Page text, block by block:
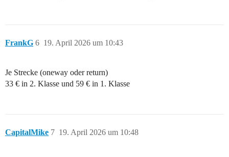
FrankG 19. April 2026 um 10:43
6
Je Strecke (oneway oder return)
33 € in 2. Klasse und 59 € in 1. Klasse
CapitalMike 19. April 2026 um 10:48
7